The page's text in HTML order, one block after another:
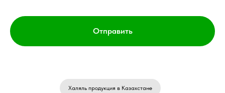
Отправить
Халяль продукция в Казахстане